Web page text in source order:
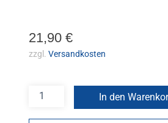
21,90 €
zzgl. Versandkosten
In den